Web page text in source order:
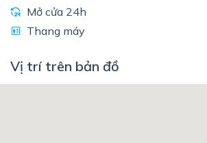
Mở cửa 24h
Thang máy
Vị trí trên bản đồ